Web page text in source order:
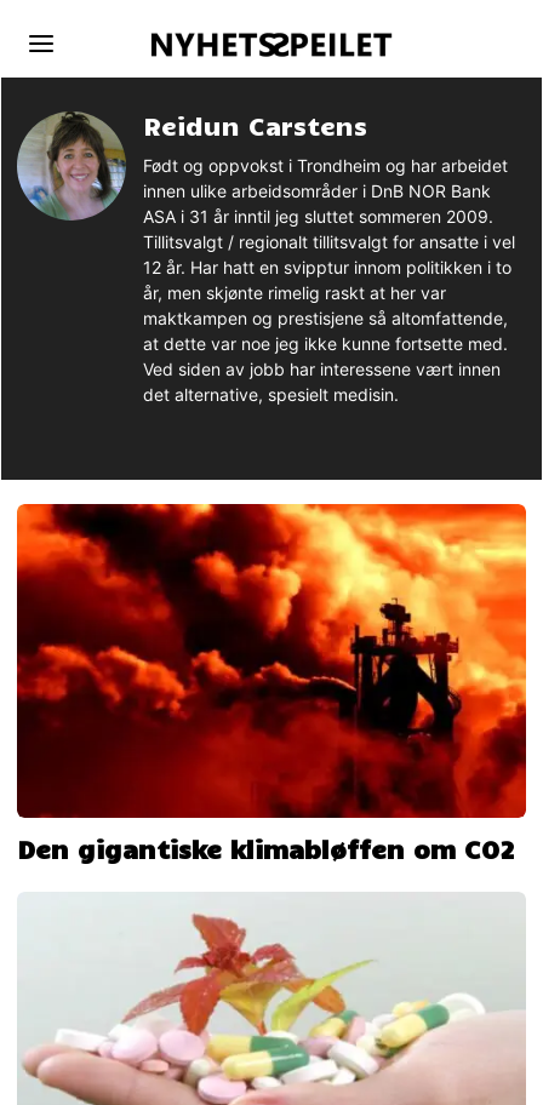
Reidun Carstens
Født og oppvokst i Trondheim og har arbeidet
innen ulike arbeidsområder i DnB NOR Bank
ASA i 31 år inntil jeg sluttet sommeren 2009.
Tillitsvalgt / regionalt tillitsvalgt for ansatte i vel
12 år. Har hatt en svipptur innom politikken i to
år, men skjønte rimelig raskt at her var
maktkampen og prestisjene så altomfattende,
at dette var noe jeg ikke kunne fortsette med.
Ved siden av jobb har interessene vært innen
det alternative, spesielt medisin.
Den gigantiske klimabløffen om CO2